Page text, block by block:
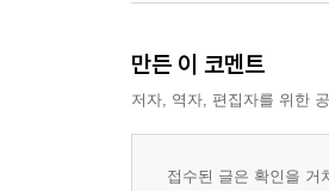
만든 이 코멘트
저자, 역자, 편집자를 위한
접수된 글은 확인을 거